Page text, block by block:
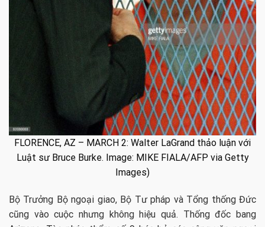
FLORENCE, AZ – MARCH 2: Walter LaGrand thảo luận với
Luật sư Bruce Burke. Image: MIKE FIALA/AFP via Getty
Images)
Bộ Trưởng Bộ ngoại giao, Bộ Tư pháp và Tổng thống Đức
cũng vào cuộc nhưng không hiệu quả. Thống đốc bang